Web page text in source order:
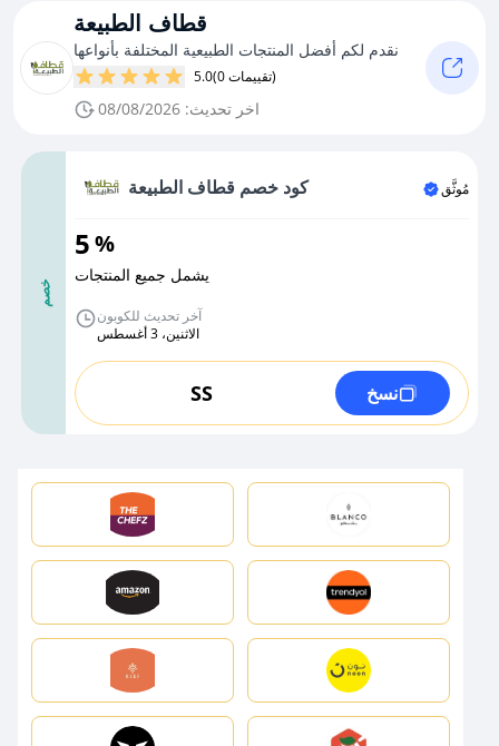
قطاف الطبيعة
نقدم لكم أفضل المنتجات الطبيعية المختلفة بأنواعها
5.0 (0 تقييمات)
اخر تحديث: 08/08/2026
خصم
كود خصم قطاف الطبيعة مُوثَّق
5%
يشمل جميع المنتجات
آخر تحديث للكوبون
الاثنين، 3 أغسطس
SS نسخ